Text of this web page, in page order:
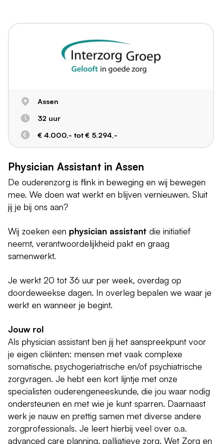
Assen
32 uur
€ 4.000,- tot € 5.294,-
Physician Assistant in Assen
De ouderenzorg is flink in beweging en wij bewegen
mee. We doen wat werkt en blijven vernieuwen. Sluit
jij je bij ons aan?
Wij zoeken een physician assistant die initiatief
neemt, verantwoordelijkheid pakt en graag
samenwerkt.
Je werkt 20 tot 36 uur per week, overdag op
doordeweekse dagen. In overleg bepalen we waar je
werkt en wanneer je begint.
Jouw rol
Als physician assistant ben jij het aanspreekpunt voor
je eigen cliënten: mensen met vaak complexe
somatische, psychogeriatrische en/of psychiatrische
zorgvragen. Je hebt een kort lijntje met onze
specialisten ouderengeneeskunde, die jou waar nodig
ondersteunen en met wie je kunt sparren. Daarnaast
werk je nauw en prettig samen met diverse andere
zorgprofessionals. Je leert hierbij veel over o.a.
advanced care planning, palliatieve zorg, Wet Zorg en